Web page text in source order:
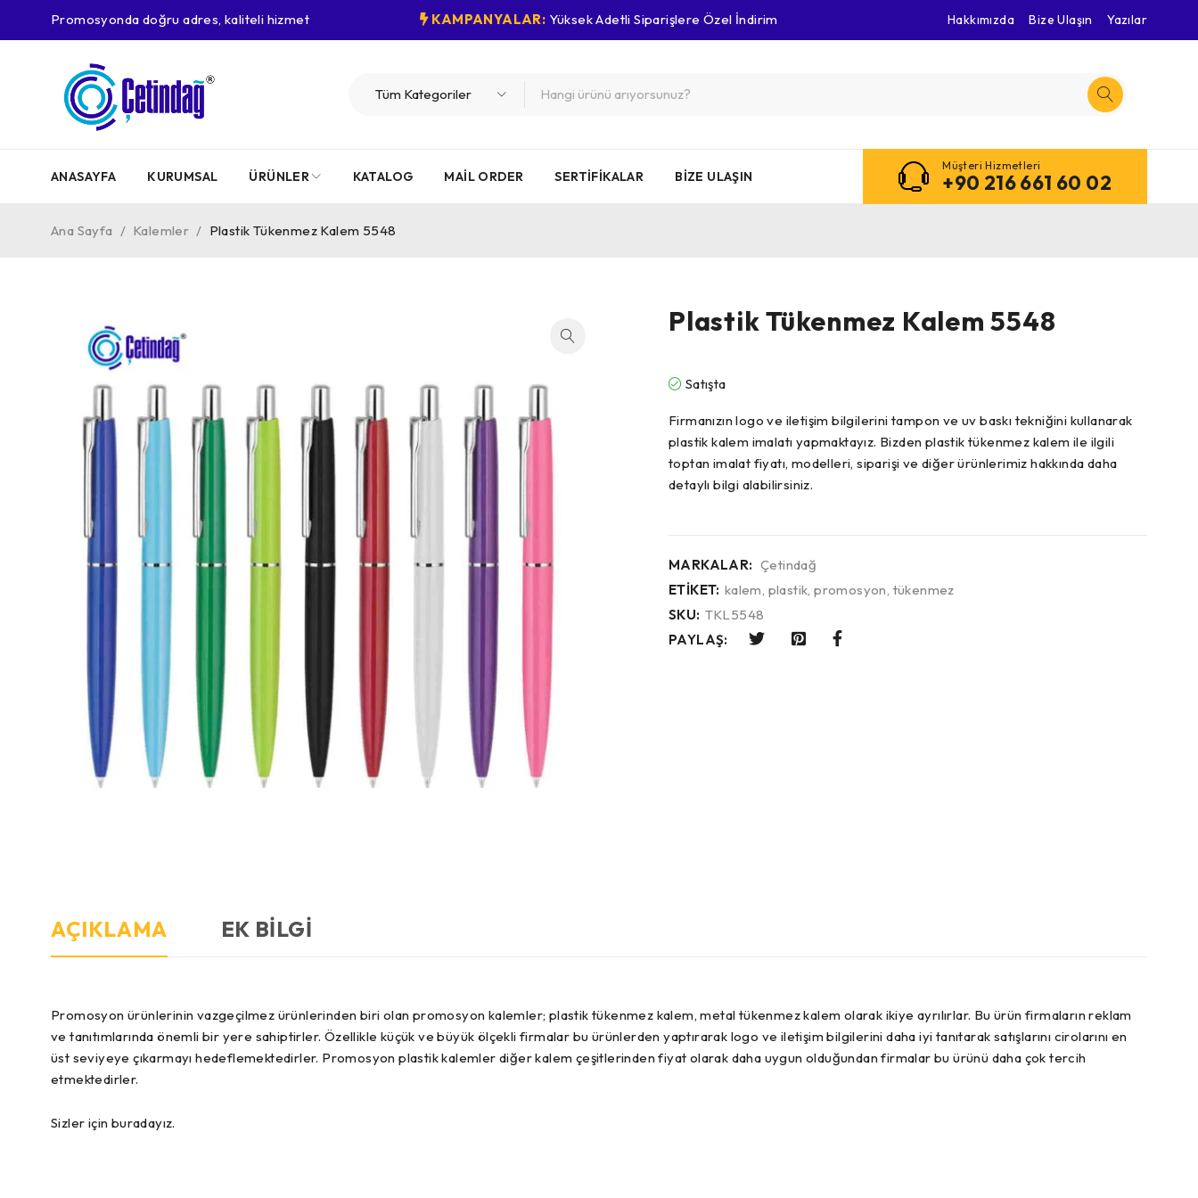
Promosyonda doğru adres, kaliteli hizmet KAMPANYALAR: Yüksek Adetli Siparişlere Özel İndirim Hakkımızda Bize Ulaşın Yazılar
ANASAYFA KURUMSAL ÜRÜNLER KATALOG MAIL ORDER SERTIFIKALAR BIZE ULAŞIN
Müşteri Hizmetleri
+90 216 661 60 02
Ana Sayfa / Kalemler / Plastik Tükenmez Kalem 5548
Plastik Tükenmez Kalem 5548
Satışta
Firmanızın logo ve iletişim bilgilerini tampon ve uv baskı tekniğini kullanarak
plastik kalem imalatı yapmaktayız. Bizden plastik tükenmez kalem ile ilgili
toptan imalat fiyatı, modelleri, siparişi ve diğer ürünlerimiz hakkında daha
detaylı bilgi alabilirsiniz.
MARKALAR: Çetindağ
ETIKET: kalem, plastik,promosyon, tükenmez
SKU: TKL5548
PAYLAŞ:
AÇIKLAMA EK BILGI
Promosyon ürünlerinin vazgeçilmez ürünlerinden biri olan promosyon kalemler; plastik tükenmez kalem, metal tükenmez kalem olarak ikiye ayrılırlar. Bu ürün firmaların reklam
ve tanıtımlarında önemli bir yere sahiptirler. Özellikle küçük ve büyük ölçekli firmalar bu ürünlerden yaptırarak logo ve iletişim bilgilerini daha iyi tanıtarak satışlarını cirolarını en
üst seviyeye çıkarmayı hedeflemektedirler. Promosyon plastik kalemler diğer kalem çeşitlerinden fiyat olarak daha uygun olduğundan firmalar bu ürünü daha çok tercih
etmektedirler.
Sizler için buradayız.